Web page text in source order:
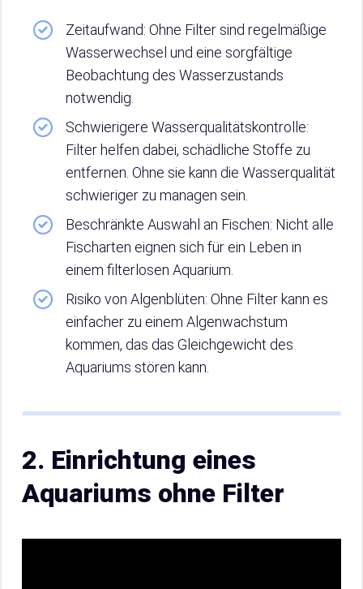
Zeitaufwand: Ohne Filter sind regelmäßige
Wasserwechsel und eine sorgfältige
Beobachtung des Wasserzustands
notwendig.
Schwierigere Wasserqualitätskontrolle:
Filter helfen dabei, schädliche Stoffe zu
entfernen. Ohne sie kann die Wasserqualität
schwieriger zu managen sein.
Beschränkte Auswahl an Fischen: Nicht alle
Fischarten eignen sich für ein Leben in
einem filterlosen Aquarium.
Risiko von Algenblüten: Ohne Filter kann es
einfacher zu einem Algenwachstum
kommen, das das Gleichgewicht des
Aquariums stören kann.
2. Einrichtung eines
Aquariums ohne Filter